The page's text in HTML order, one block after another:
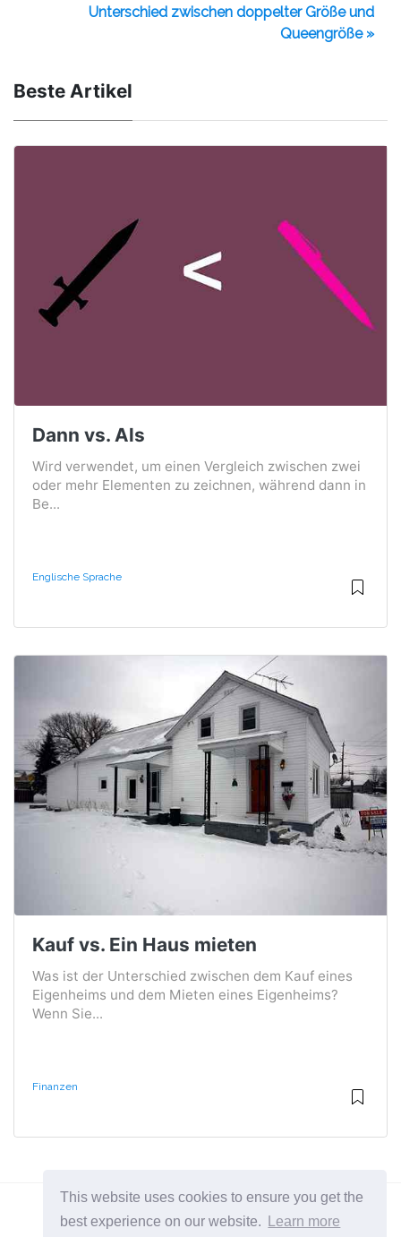
This website uses cookies to ensure you get the
best experience on our website.
Learn more
Unterschied zwischen doppelter Größe und
Queengröße »
Beste Artikel
Dann vs. Als
Wird verwendet, um einen Vergleich zwischen zwei
oder mehr Elementen zu zeichnen, während dann in
Be...
Englische Sprache
Kauf vs. Ein Haus mieten
Was ist der Unterschied zwischen dem Kauf eines
Eigenheims und dem Mieten eines Eigenheims?
Wenn Sie...
Finanzen